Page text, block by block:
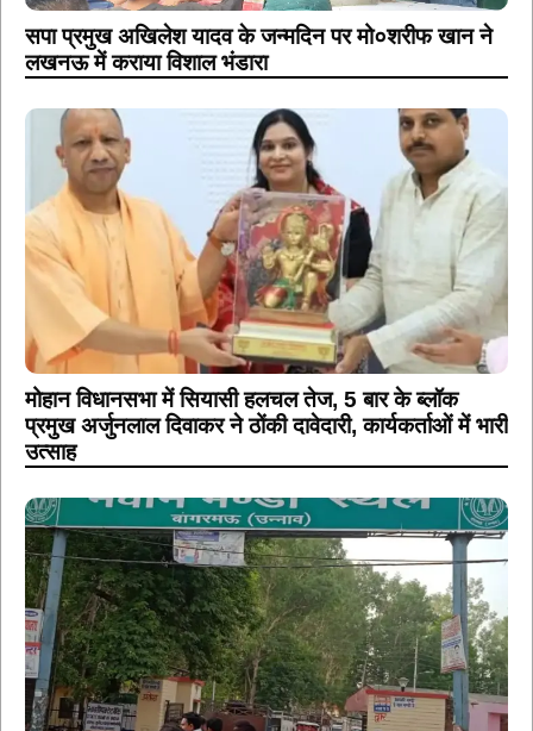
सपा प्रमुख अखिलेश यादव के जन्मदिन पर मो०शरीफ खान ने
लखनऊ में कराया विशाल भंडारा
मोहान विधानसभा में सियासी हलचल तेज, 5 बार के ब्लॉक
प्रमुख अर्जुनलाल दिवाकर ने ठोंकी दावेदारी, कार्यकर्ताओं में भारी
उत्साह